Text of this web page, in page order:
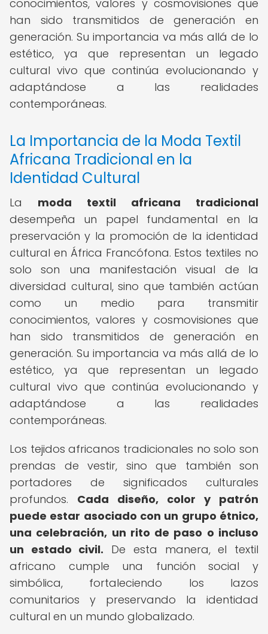
conocimientos, valores y cosmovisiones que
han sido transmitidos de generación en
generación. Su importancia va más allá de lo
estético, ya que representan un legado
cultural vivo que continúa evolucionando y
adaptándose a las realidades
contemporáneas.
La Importancia de la Moda Textil
Africana Tradicional en la
Identidad Cultural
La moda textil africana tradicional
desempeña un papel fundamental en la
preservación y la promoción de la identidad
cultural en África Francófona. Estos textiles no
solo son una manifestación visual de la
diversidad cultural, sino que también actúan
como un medio para transmitir
conocimientos, valores y cosmovisiones que
han sido transmitidos de generación en
generación. Su importancia va más allá de lo
estético, ya que representan un legado
cultural vivo que continúa evolucionando y
adaptándose a las realidades
contemporáneas.
Los tejidos africanos tradicionales no solo son
prendas de vestir, sino que también son
portadores de significados culturales
profundos. Cada diseño, color y patrón
puede estar asociado con un grupo étnico,
una celebración, un rito de paso o incluso
un estado civil. De esta manera, el textil
africano cumple una función social y
simbólica, fortaleciendo los lazos
comunitarios y preservando la identidad
cultural en un mundo globalizado.